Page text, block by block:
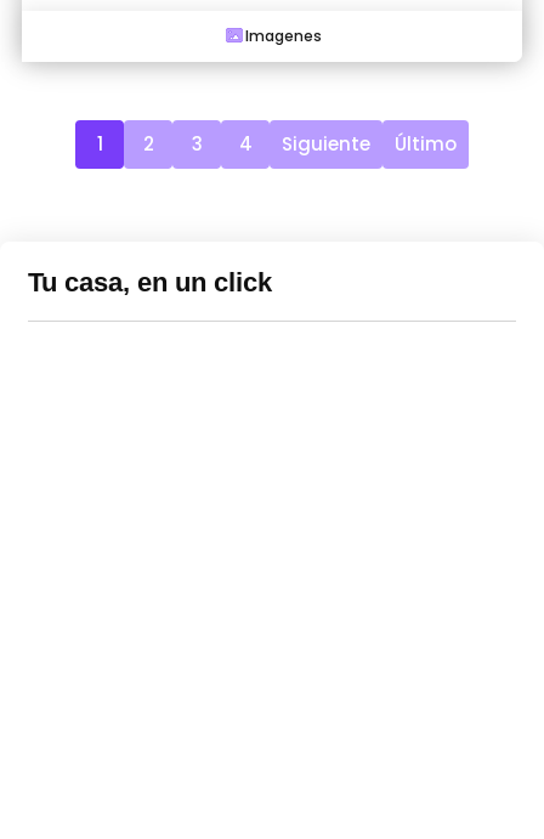
Imagenes
1 2 3 4 Siguiente Último
Tu casa, en un click